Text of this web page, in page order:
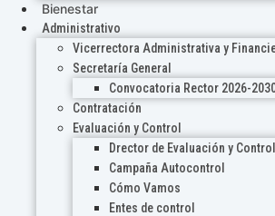
Bienestar
Administrativo
Vicerrectora Administrativa y
Secretaría General
Convocatoria Rector 2026-
Contratación
Evaluación y Control
Drector de Evaluación y Control
Campaña Autocontrol
Cómo Vamos
Entes de control